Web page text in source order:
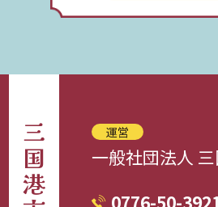
運営
一般社団法人
0776-50-